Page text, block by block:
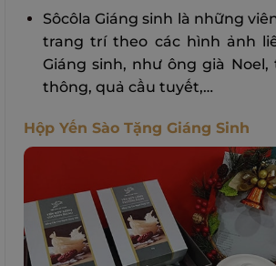
Sôcôla Giáng sinh là những
trang trí theo các hình ảnh
Giáng sinh, như ông già Noel,
thông, quả cầu tuyết,…
Hộp Yến Sào Tặng Giáng Sinh